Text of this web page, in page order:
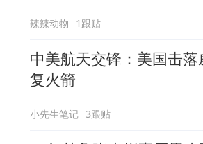
辣辣动物 1跟贴
中美航天交锋：美国击
复火箭
小先生笔记 3跟贴